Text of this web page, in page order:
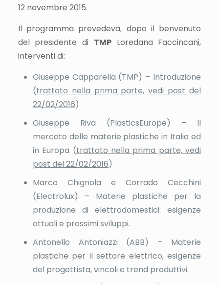
12 novembre 2015.
Il programma prevedeva, dopo il benvenuto
del presidente di TMPLoredana Faccincani,
interventi di:
Giuseppe Capparella (TMP) – Introduzione
(trattato nella prima parte, vedi post del
22/02/2016)
Giuseppe Riva (PlasticsEurope) – Il
mercato delle materie plastiche in Italia ed
in Europa (trattato nella prima parte, vedi
post del 22/02/2016)
Marco Chignola e Corrado Cecchini
(Electrolux) – Materie plastiche per la
produzione di elettrodomestici: esigenze
attuali e prossimi sviluppi.
Antonello Antoniazzi (ABB) – Materie
plastiche per il settore elettrico, esigenze
del progettista, vincoli e trend produttivi.